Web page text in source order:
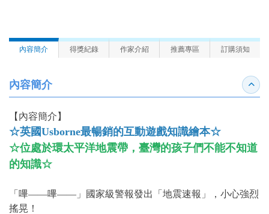
內容簡介 得獎紀錄 作家介紹 推薦專區 訂購須知
內容簡介 收合
【內容簡介】
☆英國Usborne最暢銷的互動遊戲知識繪本☆
☆位處於環太平洋地震帶，臺灣的孩子們不能不知道
的知識☆
「嗶——嗶——」國家級警報發出「地震速報」，小心強烈
搖晃！